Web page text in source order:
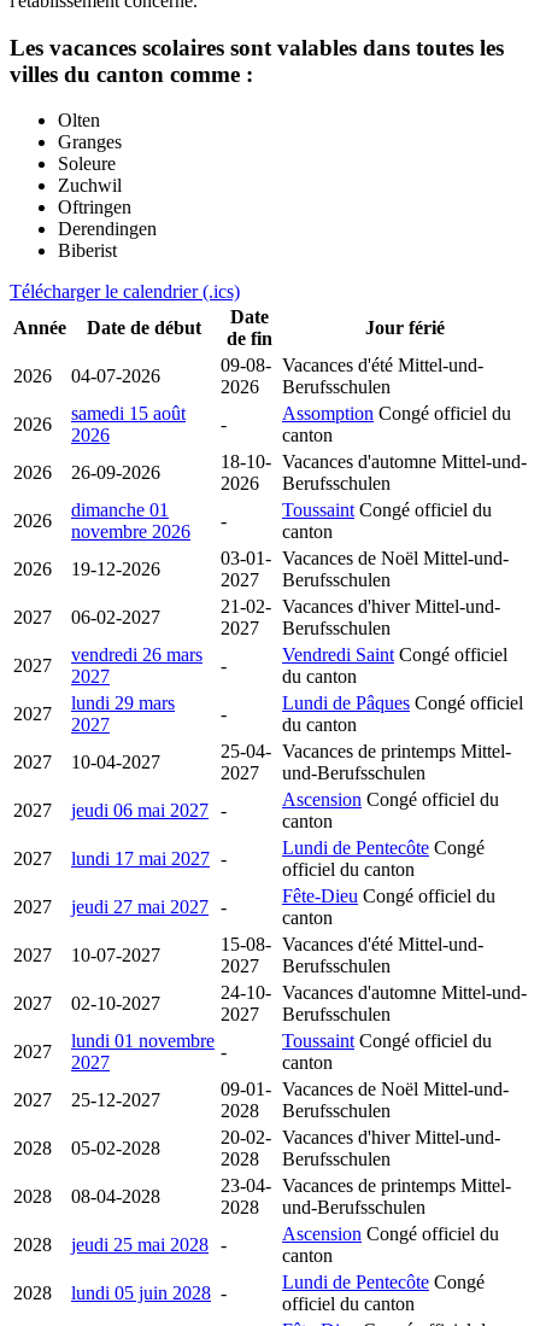
Les vacances scolaires sont valables dans toutes les
villes du canton comme :
Olten
Granges
Soleure
Zuchwil
Oftringen
Derendingen
Biberist
Télécharger le calendrier (.ics)
Année
Date de début
Date
de fin
Jour férié
2026 04-07-2026
09-08-
2026
Vacances d'été Mittel-und-
Berufsschulen
2026
samedi 15 août
2026
-
Assomption Congé officiel du
canton
2026
26-09-2026
18-10-
2026
Vacances d'automne Mittel-und-
Berufsschulen
2026
dimanche 01
novembre 2026
-
Toussaint Congé officiel du
canton
2026
19-12-2026
03-01-
2027
Vacances de Noël Mittel-und-
Berufsschulen
2027
06-02-2027
21-02-
2027
Vacances d'hiverMittel-und-
Berufsschulen
2027
vendredi 26 mars
2027
-
Vendredi Saint Congé officiel
du canton
2027
lundi 29 mars
2027
-
Lundi de Pâques Congé officiel
du canton
2027
10-04-2027
25-04-
2027
Vacances de printemps Mittel-
und-Berufsschulen
2027
jeudi 06 mai 2027 -
Ascension Congé officiel du
canton
2027
lundi 17 mai 2027 -
Lundi de Pentecôte Congé
officiel du canton
2027
jeudi 27 mai 2027 -
Fête-Dieu Congé officiel du
canton
2027
10-07-2027
15-08-
2027
Vacances d'été Mittel-und-
Berufsschulen
2027
02-10-2027
24-10-
2027
Vacances d'automne Mittel-und-
Berufsschulen
2027
lundi 01 novembre
2027
-
Toussaint Congé officiel du
canton
2027
25-12-2027
09-01-
2028
Vacances de Noël Mittel-und-
Berufsschulen
2028
05-02-2028
20-02-
2028
Vacances d'hiverMittel-und-
Berufsschulen
2028
08-04-2028
23-04-
2028
Vacances de printemps Mittel-
und-Berufsschulen
2028
jeudi 25 mai 2028 -
Ascension Congé officiel du
canton
2028
lundi 05 juin 2028 -
Lundi de Pentecôte Congé
officiel du canton